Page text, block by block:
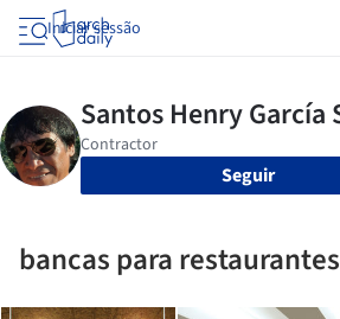
Iniciar sessão
Seguir
bancas para restaurantes